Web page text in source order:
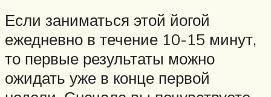
Если заниматься этой йогой
ежедневно в течение 10-15 минут,
то первые результаты можно
ожидать уже в конце первой